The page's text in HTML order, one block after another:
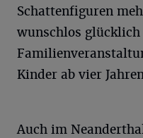
Schattenfiguren
wunschlos glücklich
Kinder ab vier
Auch im